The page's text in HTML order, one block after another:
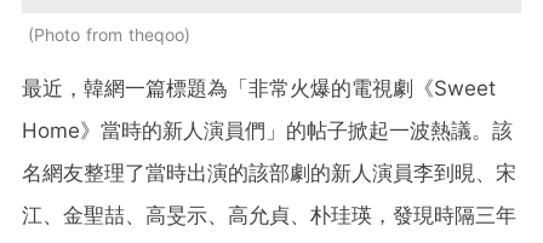
Photo from theqoo
最近，韓網一篇標題為「非常火爆的電視劇《Sweet
Home》當時的新人演員們」的帖子掀起一波熱議。該
名網友整理了當時出演的該部劇的新人演員李到晛、宋
江、金聖喆、高旻示、高允貞、朴珪瑛，發現時隔三年